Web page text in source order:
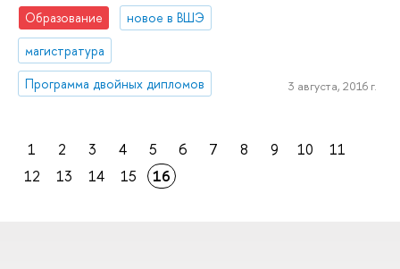
Образование
новое в ВШЭ
магистратура
Программа двойных дипломов
3 августа, 2016 г.
1 2 3 4 5 6 7 8 9 10
11
12
13 14 15 16